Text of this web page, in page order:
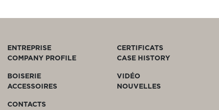
ENTREPRISE
COMPANY PROFILE
CERTIFICATS
CASE HISTORY
BOISERIE
ACCESSOIRES
VIDÉO
NOUVELLES
CONTACTS